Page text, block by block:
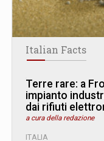
Italian Facts
Terre rare: a
impianto
dai rifiuti
a cura della redazione
ITALIA